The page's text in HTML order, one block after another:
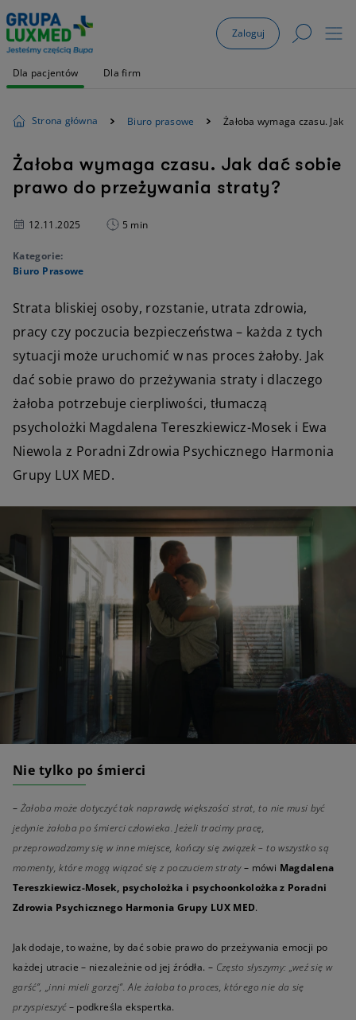
Zaloguj
Dla pacjentów Dla firm
Strona główna Biuro prasowe Żałoba wymaga czasu. Jak
Żałoba wymaga czasu. Jak dać sobie
prawo do przeżywania straty?
12.11.2025 5 min
Kategorie:
Biuro Prasowe
Strata bliskiej osoby, rozstanie, utrata zdrowia,
pracy czy poczucia bezpieczeństwa – każda z tych
sytuacji może uruchomić w nas proces żałoby. Jak
dać sobie prawo do przeżywania straty i dlaczego
żałoba potrzebuje cierpliwości, tłumaczą
psycholożki Magdalena Tereszkiewicz-Mosek i Ewa
Niewola z Poradni Zdrowia Psychicznego Harmonia
Grupy LUX MED.
Nie tylko po śmierci
– Żałoba może dotyczyć tak naprawdę większości strat, to nie musi być
jedynie żałoba po śmierci człowieka. Jeżeli tracimy pracę,
przeprowadzamy się w inne miejsce, kończy się związek – to wszystko są
momenty, które mogą wiązać się z poczuciem straty– mówi Magdalena
Tereszkiewicz-Mosek, psycholożka i psychoonkolożka z Poradni
Zdrowia Psychicznego Harmonia Grupy LUX MED.
Jak dodaje, to ważne, by dać sobie prawo do przeżywania emocji po
każdej utracie – niezależnie od jej źródła. – Często słyszymy: „weź się w
garść”, „inni mieli gorzej”. Ale żałoba to proces, którego nie da się
przyspieszyć– podkreśla ekspertka.